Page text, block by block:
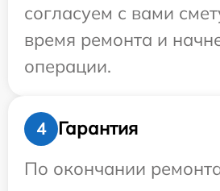
согласуем с вами
время ремонта и
операции.
4
Гарантия
По окончании